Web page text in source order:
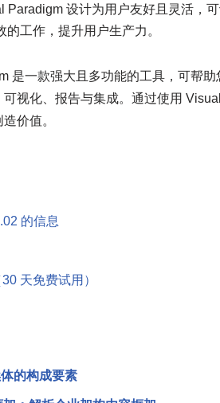
Paradigm 设计为用户友好且灵活，
工作，提升用户生产力。
是一款强大且多功能的工具，可帮
视化、报告与集成。通过使用
价值。
的信息
天免费试用）
的构成要素